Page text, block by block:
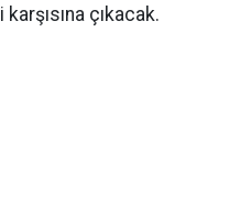
çıkacak.